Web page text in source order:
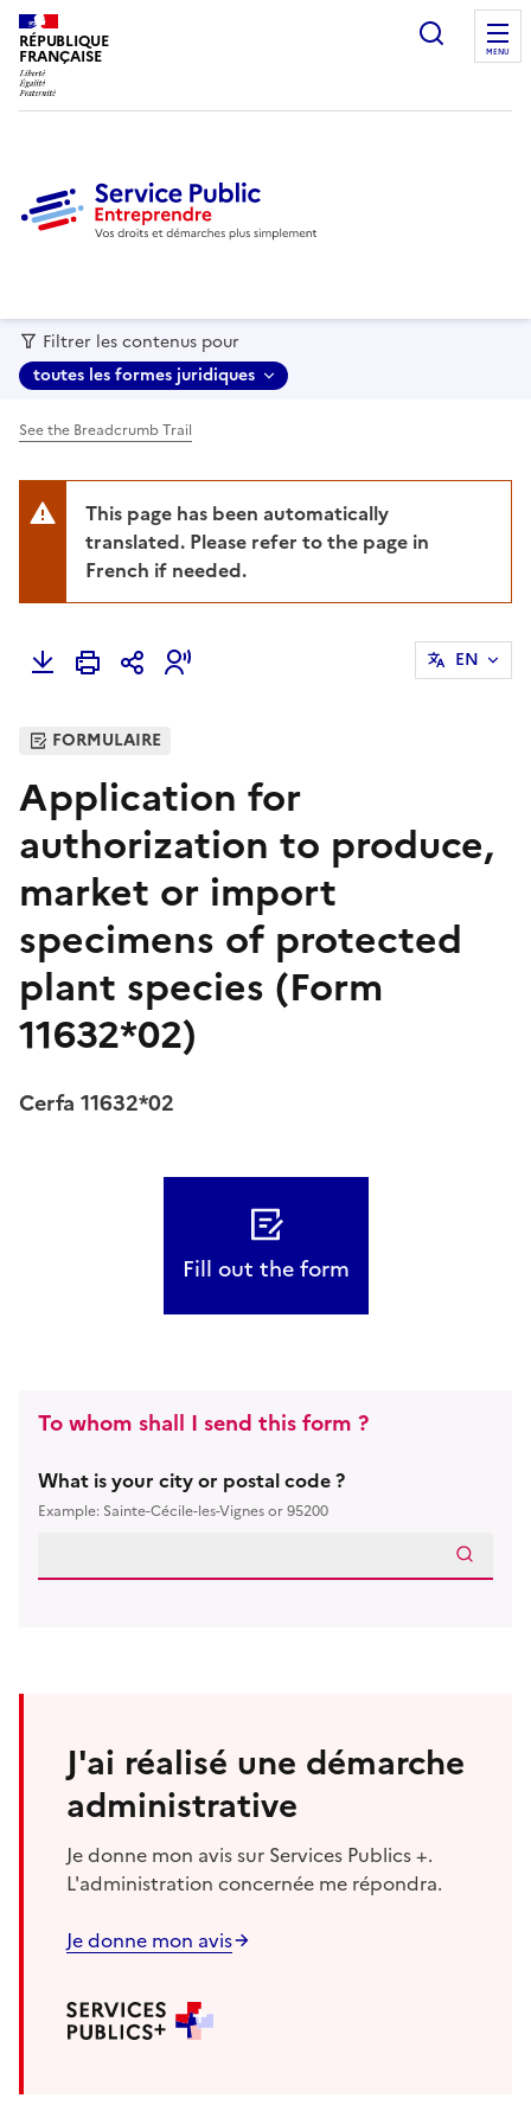
RÉPUBLIQUE
FRANÇAISE MENU
Filtrer les contenus pour
toutes les formes juridiques
See the Breadcrumb Trail
This page has been automatically
translated. Please refer to the page in
French if needed.
EN
FORMULAIRE
Application for
authorization to produce,
market or import
specimens of protected
plant species (Form
11632*02)
Cerfa 11632*02
Fill out the form
To whom shall I send this form ?
What is your city or postal code ?
Example: Sainte-Cécile-les-Vignes or 95200
J'ai réalisé une démarche
administrative
Je donne mon avis sur Services Publics +.
L'administration concernée me répondra.
Je donne mon avis